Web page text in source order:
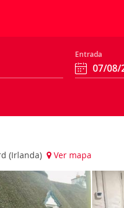
Entrada
(Irlanda) Ver mapa